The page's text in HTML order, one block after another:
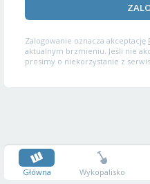
Zalogowanie oznacza akceptację
aktualnym brzmieniu. Jeśli nie
prosimy o niekorzystanie z
Główna Wykopalisko